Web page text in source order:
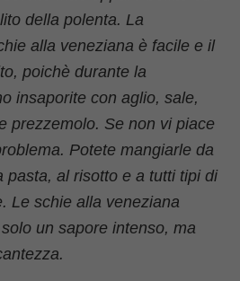
della polenta. La
alla veneziana è facile e il
poichè durante la
insaporite con aglio, sale,
prezzemolo. Se non vi piace
Potete mangiarle da
pasta, al risotto e a tutti tipi di
Le schie alla veneziana
un sapore intenso, ma